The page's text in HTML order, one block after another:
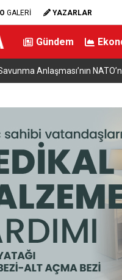
GALERİ YAZARLAR
Gündem
Anlaşması’nın